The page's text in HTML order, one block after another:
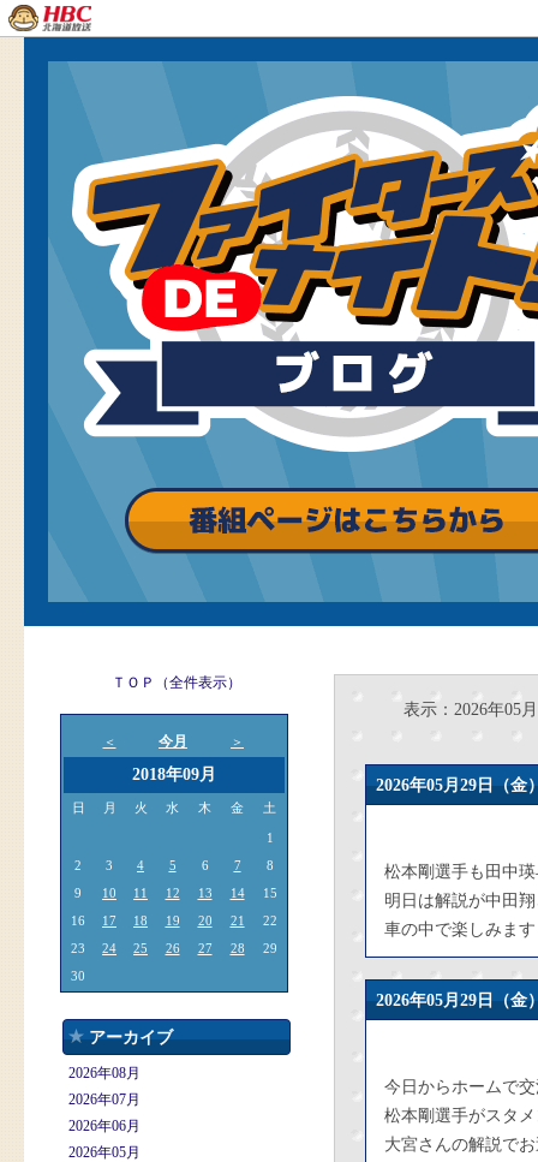
ＴＯＰ（全件表示）
＜ 今月 ＞
2018年09月
日 月 火 水 木 金 土
1
2
3 4 5 6 7
8
9
10 11 12 13 14
15
16
17 18 19 20 21
22
23
24 25 26 27 28
29
30
アーカイブ
2026年08月
2026年07月
2026年06月
2026年05月
表示：2026年05月
2026年05月29日
松本剛選手も田中
明日は解説が中田
車の中で楽しみま
2026年05月29日
今日からホームで
松本剛選手がスタ
大宮さんの解説で